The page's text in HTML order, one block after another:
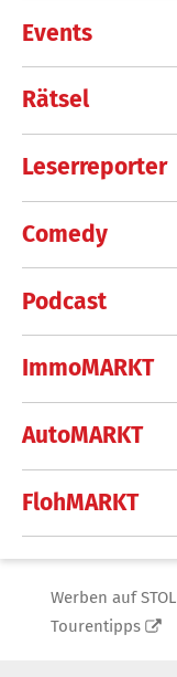
Events
Rätsel
Leserreporter
Comedy
Podcast
ImmoMARKT
AutoMARKT
FlohMARKT
Werben auf STOL
Tourentipps